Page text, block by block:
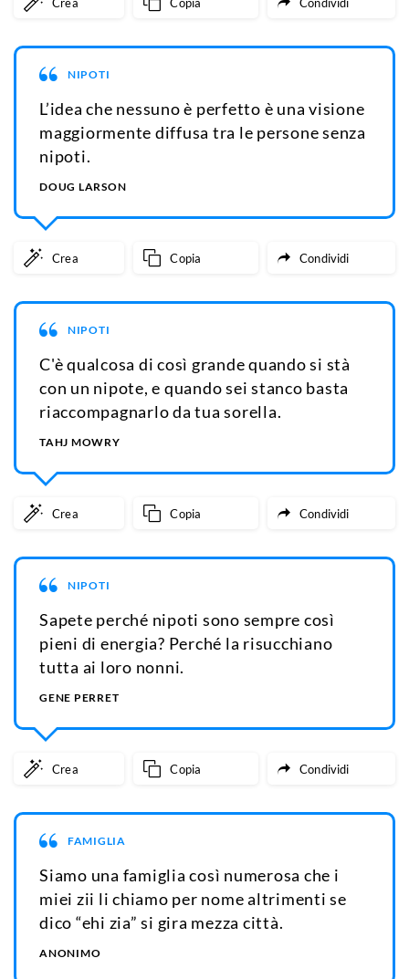
NIPOTI
L’idea che nessuno è perfetto è una visione
maggiormente diffusa tra le persone senza
nipoti.
DOUG LARSON
Crea Copia Condividi
NIPOTI
C'è qualcosa di così grande quando si stà
con un nipote, e quando sei stanco basta
riaccompagnarlo da tua sorella.
TAHJ MOWRY
Crea Copia Condividi
NIPOTI
Sapete perché nipoti sono sempre così
pieni di energia? Perché la risucchiano
tutta ai loro nonni.
GENE PERRET
Crea Copia Condividi
FAMIGLIA
Siamo una famiglia così numerosa che i
miei zii li chiamo per nome altrimenti se
dico “ehi zia” si gira mezza città.
ANONIMO